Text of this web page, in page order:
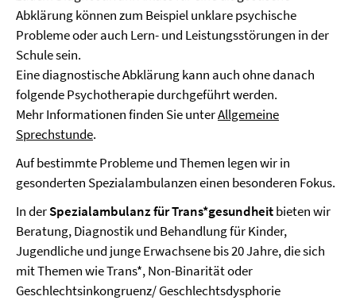
Abklärung können zum Beispiel unklare psychische
Probleme oder auch Lern- und Leistungsstörungen in der
Schule sein.
Eine diagnostische Abklärung kann auch ohne danach
folgende Psychotherapie durchgeführt werden.
Mehr Informationen finden Sie unterAllgemeine
Sprechstunde.
Auf bestimmte Probleme und Themen legen wir in
gesonderten Spezialambulanzen einen besonderen Fokus.
In derSpezialambulanz für Trans*gesundheitbieten wir
Beratung, Diagnostik und Behandlung für Kinder,
Jugendliche und junge Erwachsene bis 20 Jahre, die sich
mit Themen wie Trans*, Non-Binarität oder
Geschlechtsinkongruenz/ Geschlechtsdysphorie